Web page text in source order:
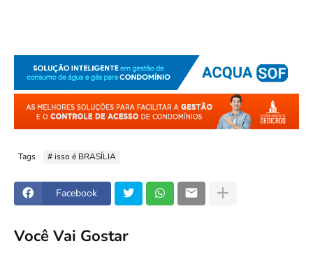
Tags # isso é BRASÍLIA
Facebook
Você Vai Gostar